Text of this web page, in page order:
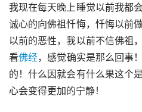
我现在每天晚上睡觉以前我都
诚心的向佛祖忏悔，忏悔以前
以前的恶性，我以前不信佛祖
看佛经，感觉确实是那么回事
的！什么因就会有什么果这个
心会变得更加的宁静！